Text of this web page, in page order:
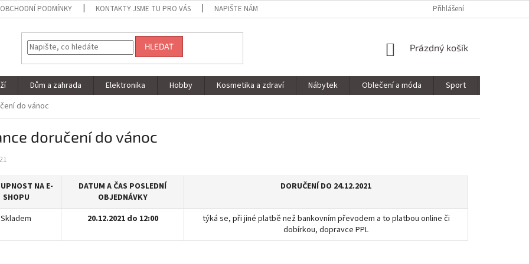
OBCHODNÍ PODMÍNKY KONTAKTY JSME TU PRO VÁS NAPIŠTE NÁM Přihlášení
HLEDAT
NÁKUPNÍ
Prázdný košík
Dům a zahrada Elektronika Hobby Kosmetika a zdraví Nábytek Oblečení a móda Sport
do vánoc
doručení do vánoc
NA E-
SHOPU
DATUM A ČAS POSLEDNÍ
OBJEDNÁVKY
DORUČENÍ DO 24.12.2021
Skladem 20.12.2021 do 12:00
týká se, při jiné platbě než bankovním převodem a to platbou online či
dobírkou, dopravce PPL